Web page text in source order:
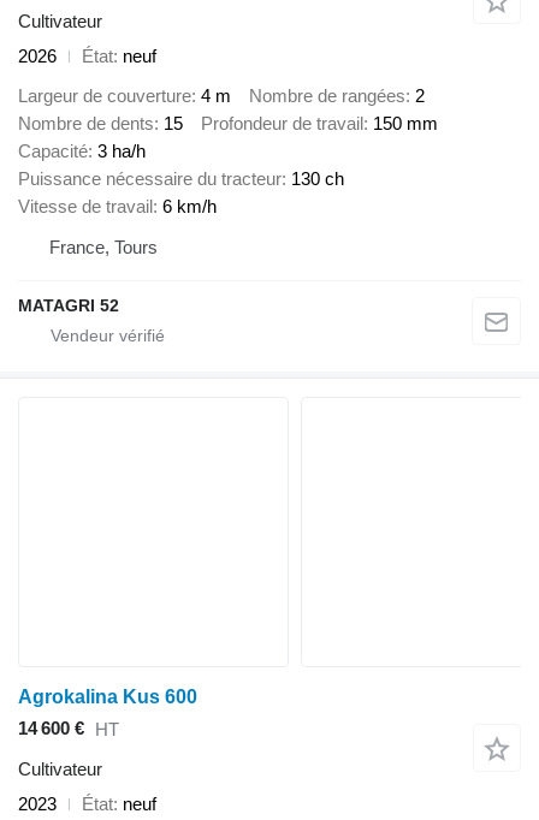
Cultivateur
2026
État neuf
Largeur de couverture 4 m Nombre de rangées 2
Nombre de dents 15 Profondeur de travail 150 mm
Capacité 3 ha/h
Puissance nécessaire du tracteur 130 ch
Vitesse de travail 6 km/h
France, Tours
MATAGRI 52
Agrokalina Kus 600
14 600 € HT
Cultivateur
2023
État neuf